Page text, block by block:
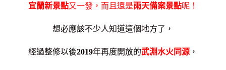
宜蘭新景點又一發，而且還是雨天備案景點呢！
想必應該不少人知道這個地方了，
經過整修以後2019年再度開放的武淵水火同源 ，